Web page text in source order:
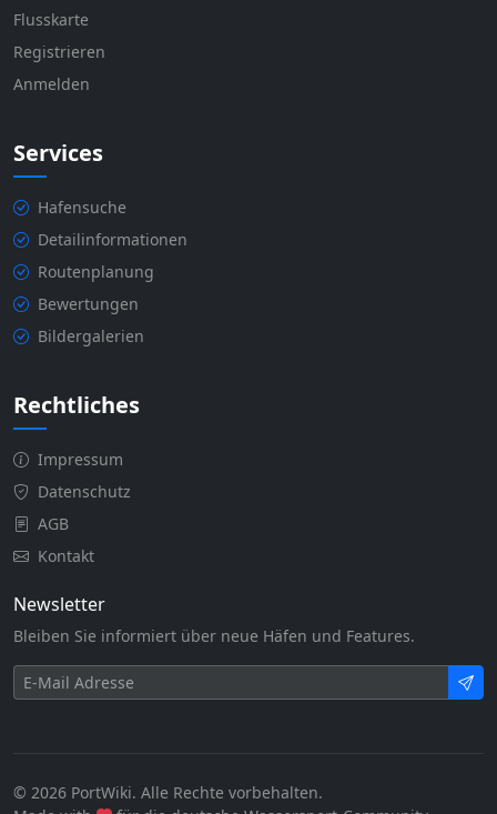
Flusskarte
Registrieren
Anmelden
Services
Hafensuche
Detailinformationen
Routenplanung
Bewertungen
Bildergalerien
Rechtliches
Impressum
Datenschutz
AGB
Kontakt
Newsletter
Bleiben Sie informiert über neue Häfen und Features.
© 2026 PortWiki. Alle Rechte vorbehalten.